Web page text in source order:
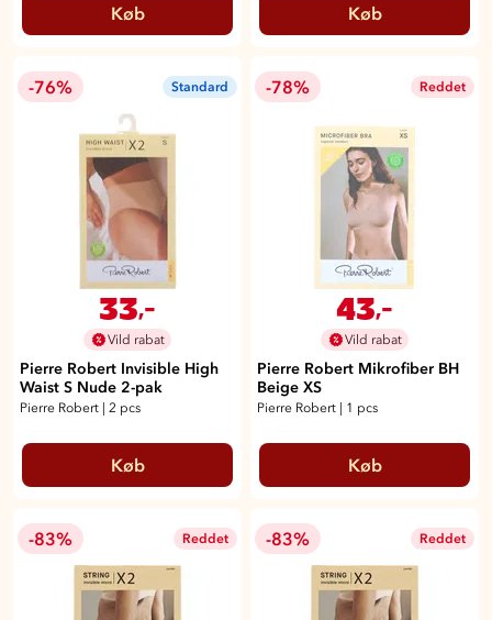
Køb Køb
-76% Standard
33 ,-
Vild rabat
Pierre Robert Invisible High
Waist S Nude 2-pak
Pierre Robert | 2 pcs
Køb
-78% Reddet
43 ,-
Vild rabat
Pierre Robert Mikrofiber BH
Beige XS
Pierre Robert | 1 pcs
Køb
-83% Reddet -83% Reddet